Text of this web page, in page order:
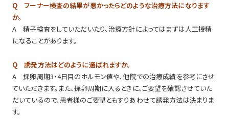
Q フーナー検査の結果が悪かったらどのような治療方法になります
か。
A 精子検査をしていただいたり、治療方針によってはまずは人工授精
になることがあります。
Q 誘発方法はどのように選ばれますか。
A 採卵周期3・4日目のホルモン値や、他院での治療成績を参考にさせ
ていただきます。また、採卵周期に入るときに、ご要望を確認させていた
だいているので、患者様のご要望ともすりあわせて誘発方法は決まりま
す。